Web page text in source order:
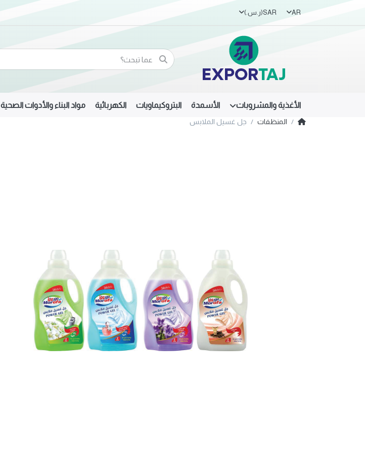
AR
SAR(ر.س.‏)
الأغذية والمشروبات الأسمدة البتروكيماويات الكهربائية مواد البناء والأدوات الصحية
المنظفات جل غسيل الملابس